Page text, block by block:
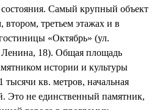
состояния. Самый крупный объект
третьем этажах и в
«Октябрь» (ул.
Ленина, 18). Общая площадь
истории и культуры
кв. метров, начальная
Это не единственный памятник,